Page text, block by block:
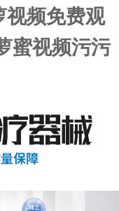
频免费观
蜜视频污污